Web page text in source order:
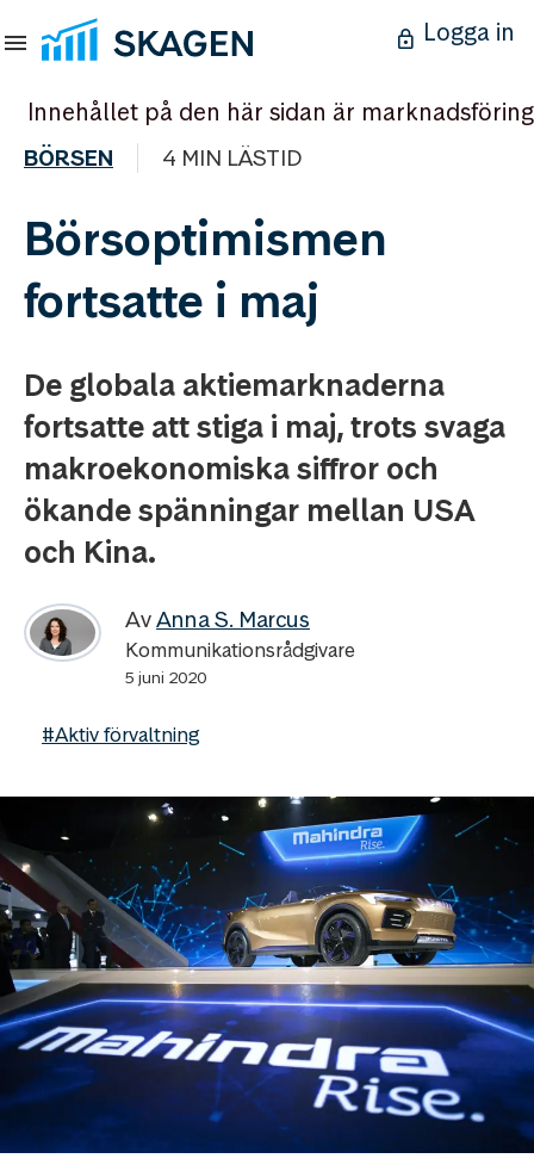
Logga in
Innehållet på den här sidan är marknadsföring
BÖRSEN 4 MIN LÄSTID
Börsoptimismen
fortsatte i maj
De globala aktiemarknaderna
fortsatte att stiga i maj, trots svaga
makroekonomiska siffror och
ökande spänningar mellan USA
och Kina.
AvAnna S. Marcus
Kommunikationsrådgivare
5 juni 2020
#Aktiv förvaltning